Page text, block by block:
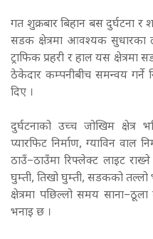
गत शुक्रबार बिहान बस दुर्घटना र
सडक क्षेत्रमा आवश्यक
ट्राफिक प्रहरी र हाल यस
ठेकेदार कम्पनीबीच समन्वय गर्ने
दिए ।
दुर्घटनाको उच्च जोखिम क्षेत्र
प्यारफिट निर्माण, ग्याविन वाल
ठाउँ–ठाउँमा रिफ्लेक्ट लाइट
घुम्ती, तिखो घुम्ती, सडकको
क्षेत्रमा पछिल्लो समय साना–ठूला
भनाइ छ ।